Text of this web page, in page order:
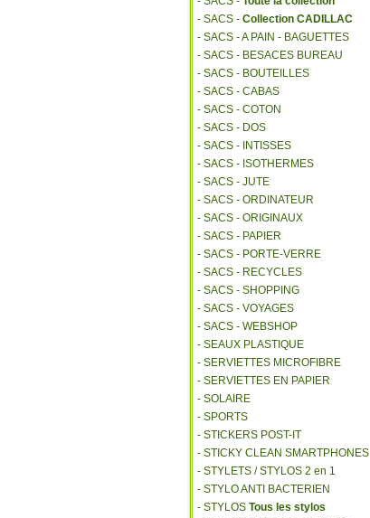
- SACS - Collection CADILLAC
- SACS - A PAIN - BAGUETTES
- SACS - BESACES BUREAU
- SACS - BOUTEILLES
- SACS - CABAS
- SACS - COTON
- SACS - DOS
- SACS - INTISSES
- SACS - ISOTHERMES
- SACS - JUTE
- SACS - ORDINATEUR
- SACS - ORIGINAUX
- SACS - PAPIER
- SACS - PORTE-VERRE
- SACS - RECYCLES
- SACS - SHOPPING
- SACS - VOYAGES
- SACS - WEBSHOP
- SEAUX PLASTIQUE
- SERVIETTES MICROFIBRE
- SERVIETTES EN PAPIER
- SOLAIRE
- SPORTS
- STICKERS POST-IT
- STICKY CLEAN SMARTPHONES
- STYLETS / STYLOS 2 en 1
- STYLO ANTI BACTERIEN
- STYLOS Tous les stylos